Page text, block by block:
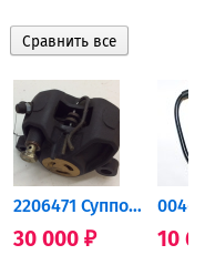
2206471 Суппорт тормозной...
30 000 ₽ 10